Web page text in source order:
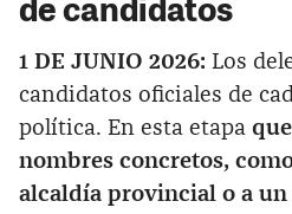
1 DE JUNIO 2026: Los
candidatos oficiales de
política. En esta etapa
nombres concretos,
alcaldía provincial o a